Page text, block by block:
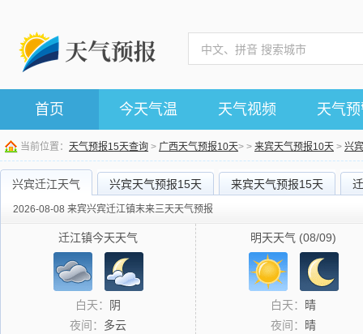
首页 今天气温 天气视频 天气
当前位置： 天气预报15天查询 > 广西天气预报10天> > 来宾天气预报10天 > 兴
兴宾迁江天气 兴宾天气预报15天 来宾天气预报15天
2026-08-08 来宾兴宾迁江镇末来三天天气预报
迁江镇今天天气
白天：
阴
夜间： 多云
明天天气 (08/09)
白天：
晴
夜间：
晴